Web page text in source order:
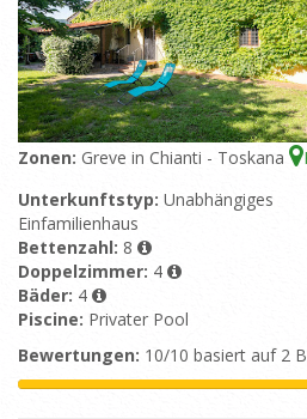
Zonen: Greve in Chianti - Toskana
Unterkunftstyp: Unabhängiges
Einfamilienhaus
Bettenzahl: 8
Doppelzimmer: 4
Bäder: 4
Piscine: Privater Pool
Bewertungen: 10/10 basiert auf 2